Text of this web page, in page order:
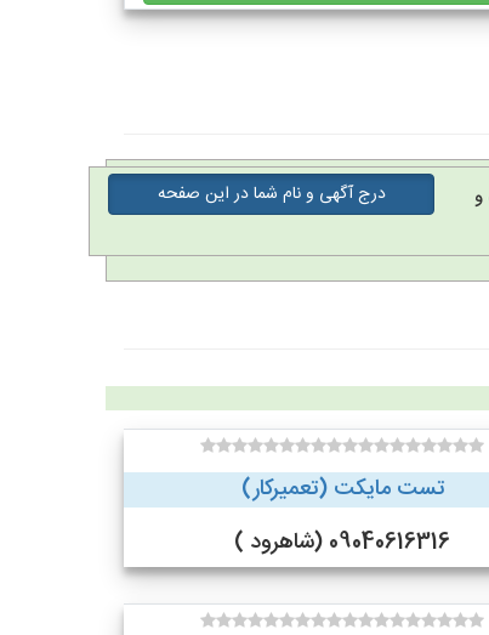
و
درج آگهی و نام شما در این صفحه
تست مایکت (تعمیرکار)
09040616316 (شاهرود )